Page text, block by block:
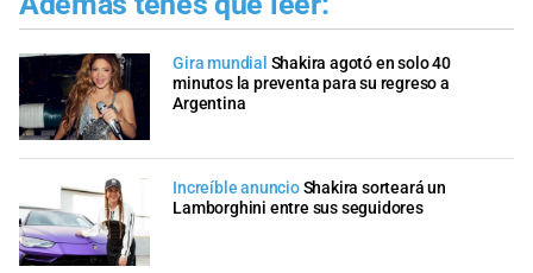
Gira mundial Shakira agotó en solo 40
minutos la preventa para su regreso a
Argentina
Increíble anuncioShakira sorteará un
Lamborghini entre sus seguidores